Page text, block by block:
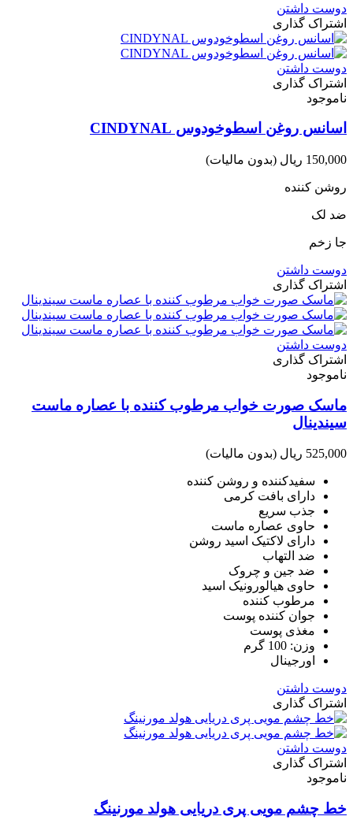
دوست داشتن
اشتراک گذاری
دوست داشتن
اشتراک گذاری
ناموجود
اسانس روغن اسطوخودوس CINDYNAL
150,000 ریال (بدون مالیات)
روشن کننده
ضد لک
جا زخم
دوست داشتن
اشتراک گذاری
دوست داشتن
اشتراک گذاری
ناموجود
ماسک صورت خواب مرطوب کننده با عصاره ماست
سیندینال
525,000 ریال (بدون مالیات)
سفیدکننده و روشن کننده
دارای بافت کرمی
جذب سریع
حاوی عصاره ماست
دارای لاکتیک اسید روشن
ضد التهاب
ضد جین و چروک
حاوی هیالورونیک اسید
مرطوب کننده
جوان کننده پوست
مغذی پوست
وزن: 100 گرم
اورجینال
دوست داشتن
اشتراک گذاری
دوست داشتن
اشتراک گذاری
ناموجود
خط چشم مویی پری دریایی هولد مورنینگ